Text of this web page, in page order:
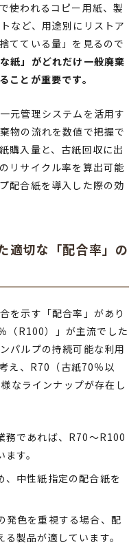
使われるコピー用紙、製
など、用途別にリストア
てている量」を見るので
紙」がどれだけ一般廃棄
ことが重要です。
元管理システムを活用す
物の流れを数値で把握で
購入量と、古紙回収に出
リサイクル率を算出可能
配合紙を導入した際の効
適切な「配合率」の
を示す「配合率」があり
（R100）」が主流でした
パルプの持続可能な利用
え、R70（古紙70％以
なラインナップが存在し
務であれば、R70〜R100
す。
、中性紙指定の配合紙を
発色を重視する場合、配
製品が適しています。